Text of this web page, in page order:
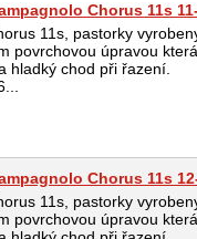
Chorus 11s
11s, pastorky
povrchovou úpravou
hladký chod při řazení.
Chorus 11s
11s, pastorky
povrchovou úpravou